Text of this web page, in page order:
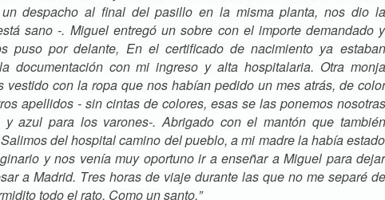
despacho al final del pasillo en la misma planta, nos dio la
sano -. Miguel entregó un sobre con el importe demandado y
puso por delante, En el certificado de nacimiento ya estaban
documentación con mi ingreso y alta hospitalaria. Otra monja
con la ropa que nos habían pedido un mes atrás, de color
apellidos - sin cintas de colores, esas se las ponemos nosotras
azul para los varones-. Abrigado con el mantón que también
del hospital camino del pueblo, a mi madre la había estado
y nos venía muy oportuno ir a enseñar a Miguel para dejar
a Madrid. Tres horas de viaje durante las que no me separé de
todo el rato. Como un santo.”